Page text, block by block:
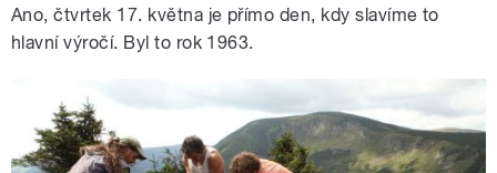
Ano, čtvrtek 17. května je přímo den, kdy slavíme to
hlavní výročí. Byl to rok 1963.